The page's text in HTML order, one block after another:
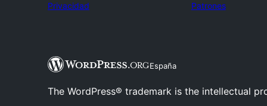
Privacidad
Patrones
España
The WordPress® trademark is the intellectual